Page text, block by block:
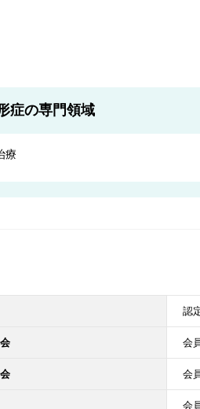
症の専門領域
療
認
会
会
会